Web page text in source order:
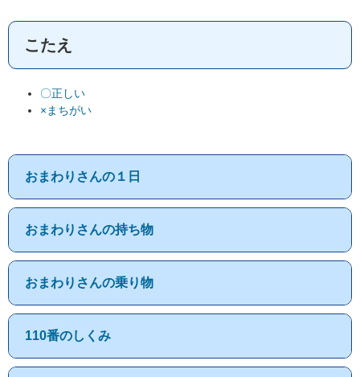
こたえ
〇正しい
×まちがい
おまわりさんの１日
おまわりさんの持ち物
おまわりさんの乗り物
110番のしくみ